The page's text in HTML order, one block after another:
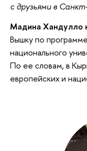
с друзьями в
Мадина Хандулло
Вышку по
национального
По ее словам, в
европейских и